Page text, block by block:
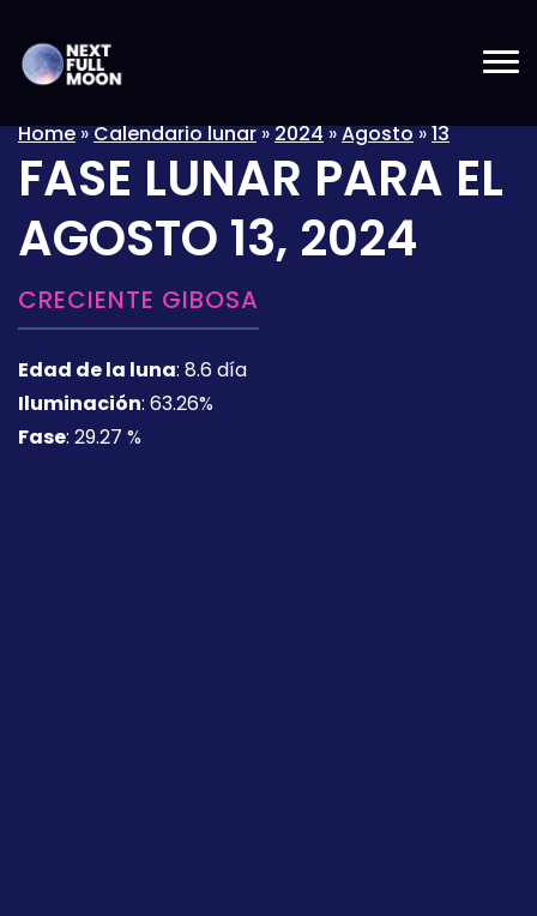
Home»Calendario lunar»2024»Agosto»13
FASE LUNAR PARA EL
AGOSTO 13, 2024
CRECIENTE GIBOSA
Edad de la luna: 8.6 día
Iluminación: 63.26%
Fase: 29.27 %